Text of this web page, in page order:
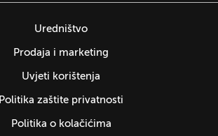
Uredništvo
Prodaja i marketing
Uvjeti korištenja
Politika zaštite privatnosti
Politika o kolačićima